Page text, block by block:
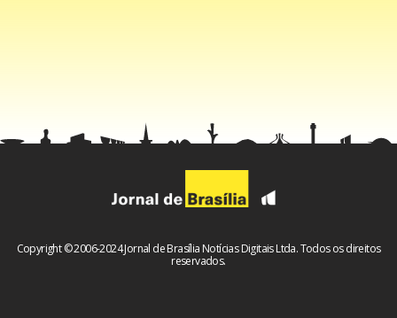
Copyright © 2006-2024 Jornal de Brasília Notícias Digitais Ltda. Todos os direitos
reservados.